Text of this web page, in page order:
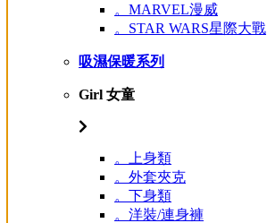
。MARVEL漫威
。STAR WARS星際大戰
吸濕保暖系列
Girl 女童
。上身類
。外套夾克
。下身類
。洋裝/連身褲